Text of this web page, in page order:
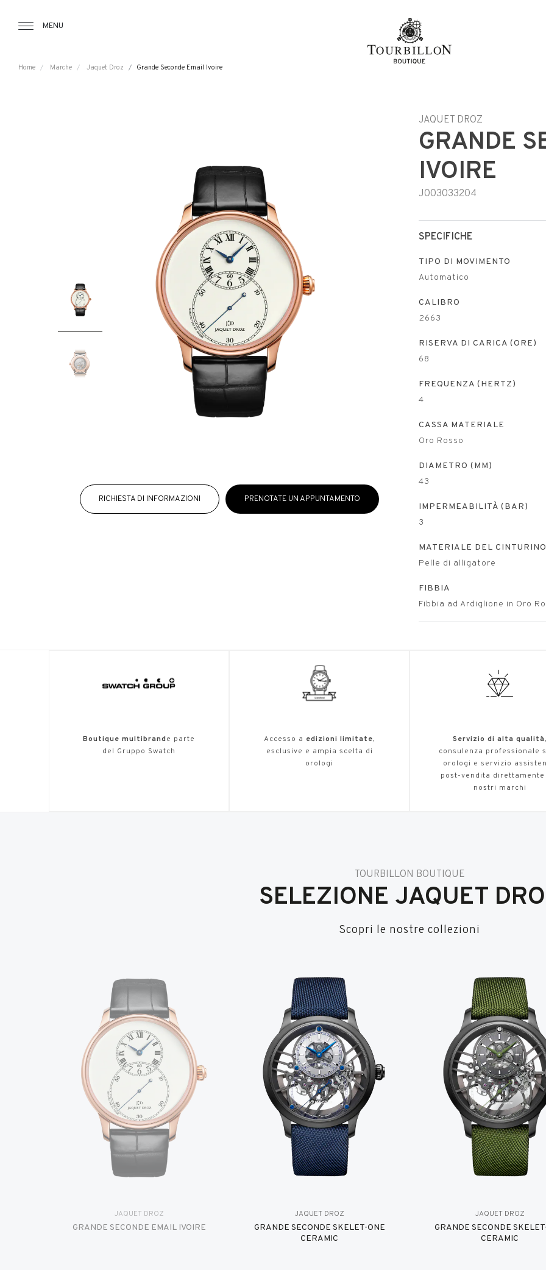
MENU
Home Marche Jaquet Droz Grande Seconde Email Ivoire
RICHIESTA DI INFORMAZIONI PRENOTATE UN APPUNTAMENTO
JAQUET DROZ
GRANDE
IVOIRE
J003033204
SPECIFICHE
TIPO DI MOVIMENTO
Automatico
CALIBRO
2663
RISERVA DI CARICA (ORE)
68
FREQUENZA (HERTZ)
4
CASSA MATERIALE
Oro Rosso
DIAMETRO (MM)
43
IMPERMEABILITÀ (BAR)
3
MATERIALE DEL CINTURINO
Pelle di alligatore
FIBBIA
Fibbia ad Ardiglione in Oro
Boutique multibrand e parte
del Gruppo Swatch
Accesso a edizioni limitate,
esclusive e ampia scelta di
orologi
Servizio di alta qualità
consulenza professionale
orologi e servizio
post-vendita direttamente
nostri marchi
TOURBILLON BOUTIQUE
SELEZIONE JAQUET
Scopri le nostre collezioni
JAQUET DROZ
GRANDE SECONDE EMAIL IVOIRE
JAQUET DROZ
GRANDE SECONDE SKELET-ONE
CERAMIC
JAQUET DROZ
GRANDE SECONDE
CERAMIC